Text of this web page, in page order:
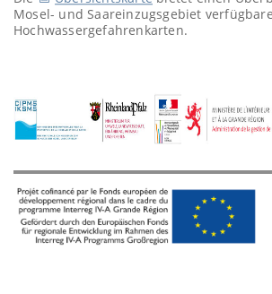
Mosel- und Saareinzugsgebiet
Hochwassergefahrenkarten.